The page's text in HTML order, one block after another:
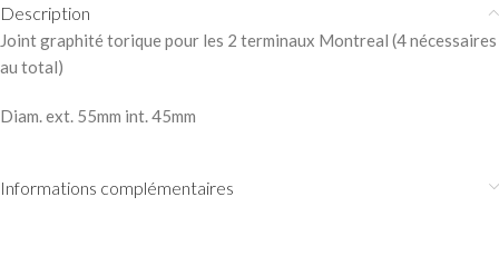
Description
Joint graphité torique pour les 2 terminaux Montreal (4 nécessaires
au total)
Diam. ext. 55mm int. 45mm
Informations complémentaires